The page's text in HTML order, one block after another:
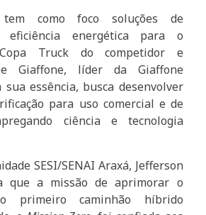
como foco soluções de
eficiência energética para o
Truck do competidor e
Giaffone, líder da Giaffone
sua essência, busca desenvolver
para uso comercial e de
ciência e tecnologia
SESI/SENAI Araxá, Jefferson
que a missão de aprimorar o
primeiro caminhão híbrido